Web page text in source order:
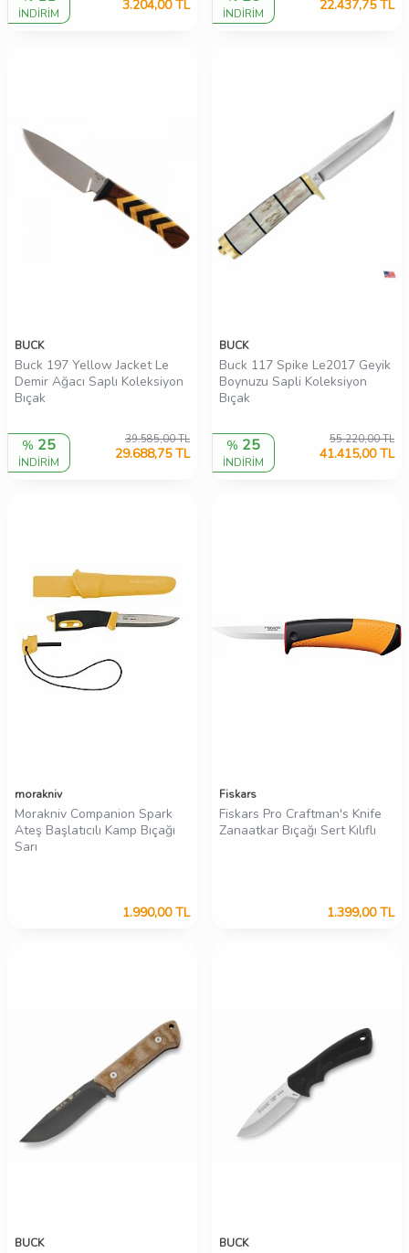
İNDİRİM 3.204,00TL İNDİRİM 22.437,75TL
BUCK
Buck 197 Yellow Jacket Le
Demir Ağacı Saplı Koleksiyon
Bıçak
% 25
İNDİRİM
39.585,00TL
29.688,75TL
BUCK
Buck 117 Spike Le2017 Geyik
Boynuzu Sapli Koleksiyon
Bıçak
% 25
İNDİRİM
55.220,00TL
41.415,00TL
morakniv
Morakniv Companion Spark
Ateş Başlatıcılı Kamp Bıçağı
Sarı
1.990,00TL
Fiskars
Fiskars Pro Craftman's Knife
Zanaatkar Bıçağı Sert Kılıflı
1.399,00TL
BUCK BUCK